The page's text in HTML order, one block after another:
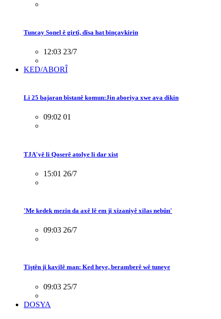
Tuncay Sonel ê girtî, dîsa hat binçavkirin
12:03 23/7
KED/ABORÎ
Li 25 bajaran bîstanê komun:Jin aboriya xwe ava dikin
09:02 01
TJA'yê li Qoserê atolye li dar xist
15:01 26/7
'Me kedek mezin da axê lê em ji xizaniyê xilas nebûn'
09:03 26/7
Tiştên ji kavilê man: Ked heye, beramberê wê tuneye
09:03 25/7
DOSYA